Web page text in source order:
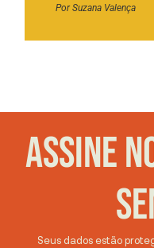
PorSuzana Valença
ASSINE
Seus dados estão